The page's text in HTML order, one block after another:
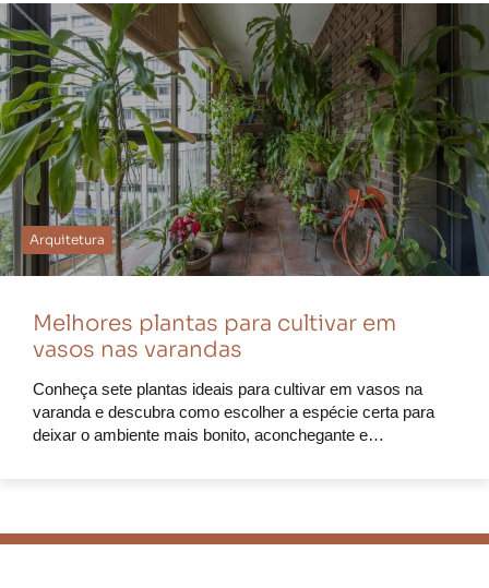
Arquitetura
Melhores plantas para cultivar em
vasos nas varandas
Conheça sete plantas ideais para cultivar em vasos na
varanda e descubra como escolher a espécie certa para
deixar o ambiente mais bonito, aconchegante e…